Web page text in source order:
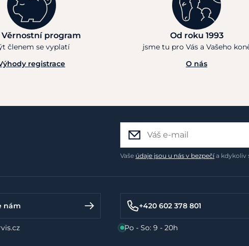
Věrnostní program
členem se vyplatí
registrace
Od roku 1993
jsme tu pro Vás a Vašeho
O nás
Vaše údaje jsou u nás v bezpečía kdykoliv
nám +420 602 378 801
Po - So: 9 - 20h